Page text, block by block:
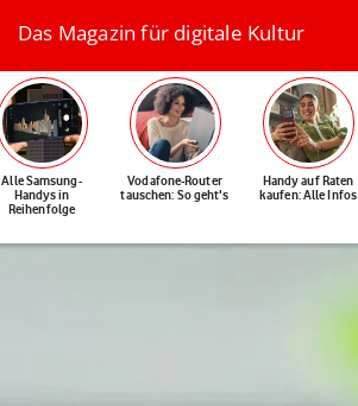
Das Magazin für digitale Kultur
Alle Samsung-
Handys in
Reihenfolge
Vodafone-Router
tauschen: So geht's
Handy auf Raten
kaufen: Alle Infos